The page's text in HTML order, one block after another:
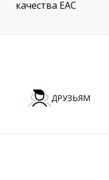
качества EAC
ДРУЗЬЯМ